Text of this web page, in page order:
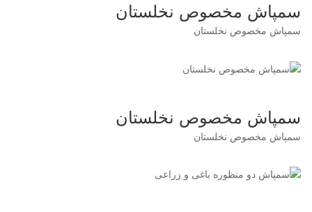
سمپاش مخصوص نخلستان
سمپاش مخصوص نخلستان
سمپاش مخصوص نخلستان
سمپاش مخصوص نخلستان